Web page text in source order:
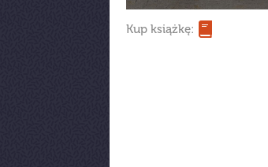
Kup książkę: